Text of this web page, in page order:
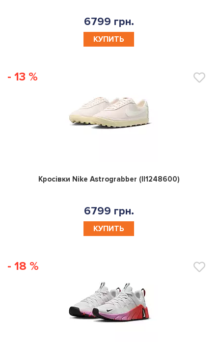
6799 грн.
КУПИТЬ
- 13 %
0
Кросівки Nike Astrograbber (II1248600)
6799 грн.
КУПИТЬ
- 18 %